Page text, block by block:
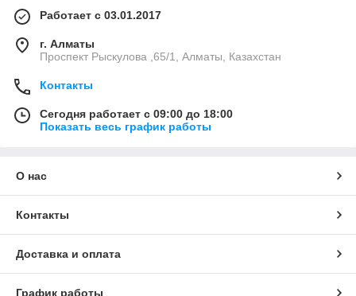
Работает с 03.01.2017
г. Алматы
Проспект Рыскулова ,65/1, Алматы, Казахстан
Контакты
Сегодня работает с 09:00 до 18:00
Показать весь график работы
О нас
Контакты
Доставка и оплата
График работы